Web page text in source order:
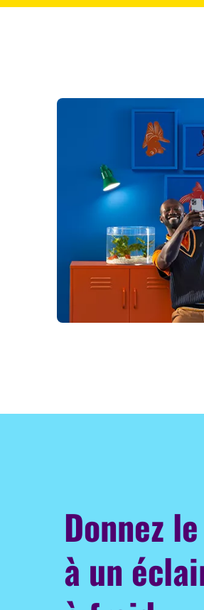
Donnez
à un